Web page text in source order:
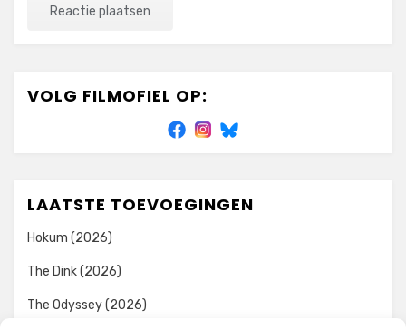
VOLG FILMOFIEL OP:
LAATSTE TOEVOEGINGEN
Hokum (2026)
The Dink (2026)
The Odyssey (2026)